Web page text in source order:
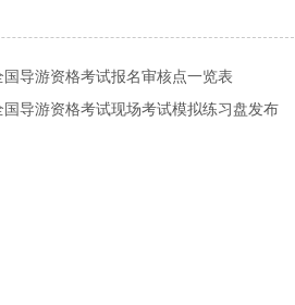
导游资格考试报名审核点一览表
国导游资格考试现场考试模拟练习盘发布